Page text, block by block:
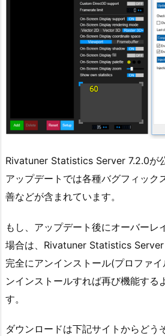
Rivatuner Statistics Server 7.2.0が
アップデートでは各種バグフィック
善などが含まれています。
もし、アップデート後にオーバーレ
場合は、Rivatuner Statistics
完全にアンインストール(プロファ
ンインストールすれば再び機能する
す。
ダウンロードは下記サイトからどう